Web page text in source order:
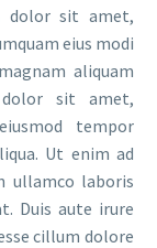
dolor sit amet,
eius modi
aliquam
sit amet,
tempor
Ut enim ad
ullamco laboris
Duis aute irure
cillum dolore